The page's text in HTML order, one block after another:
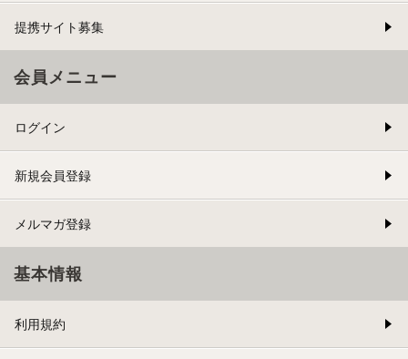
提携サイト募集
会員メニュー
ログイン
新規会員登録
メルマガ登録
基本情報
利用規約